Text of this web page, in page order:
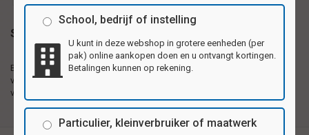
Specificaties
Beloningsstickers 56
verschillende motieven per
vel
Zelfklevende plaatjes gedrukt op 1e kwaliteit
School, bedrijf of instelling
U kunt in deze webshop in grotere eenheden (per
pak) online aankopen doen en u ontvangt kortingen.
Betalingen kunnen op rekening.
Particulier, kleinverbruiker of maatwerk